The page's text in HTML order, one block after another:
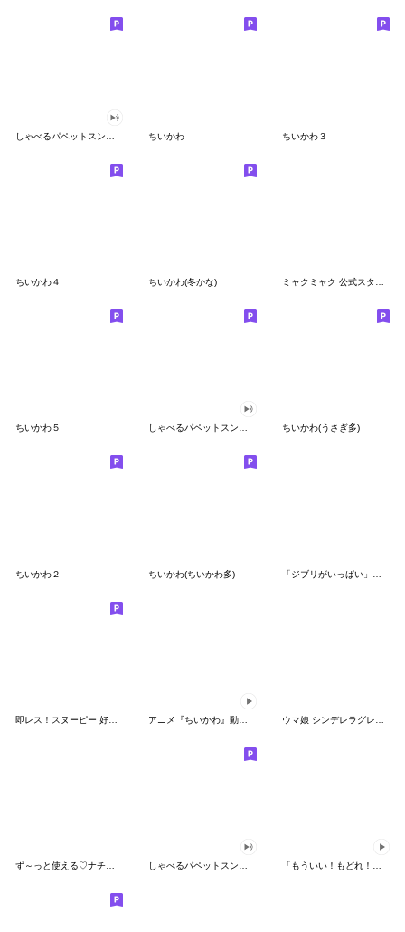
ちいかわ ちいかわ３
ちいかわ４ ちいかわ(冬かな)
ちいかわ５ しゃべるパペットスンスン（GOOD） ちいかわ(うさぎ多)
ちいかわ２ ちいかわ(ちいかわ多)
ず～っと使える♡ナチュラルガール しゃべるパペットスンスン（HAPPY） 「もういい！もどれ！ピカチュウ！」